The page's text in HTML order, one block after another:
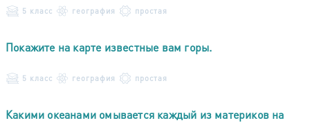
5 класс география простая
Покажите на карте известные вам горы.
5 класс география простая
Какими океанами омывается каждый из материков на